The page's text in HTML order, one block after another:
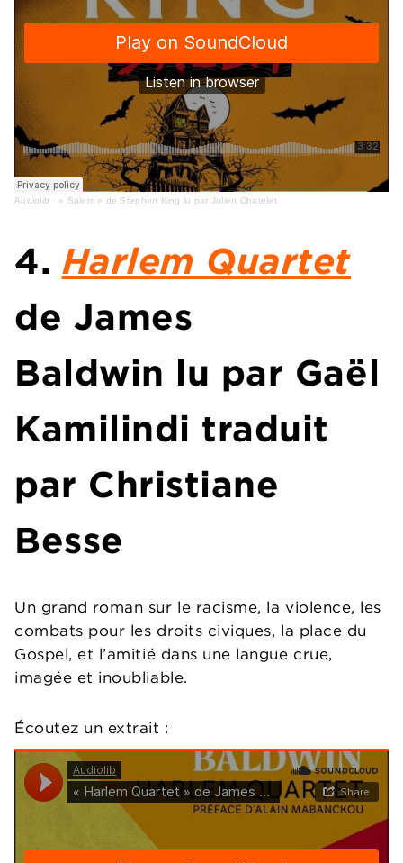
Audiolib · « Salem » de Stephen King lu par Julien Chatelet
4. Harlem Quartet
de James
Baldwin lu par Gaël
Kamilindi traduit
par Christiane
Besse
Un grand roman sur le racisme, la violence, les
combats pour les droits civiques, la place du
Gospel, et l’amitié dans une langue crue,
imagée et inoubliable.
Écoutez un extrait :